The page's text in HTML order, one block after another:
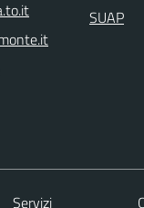
SUAP
Servizi